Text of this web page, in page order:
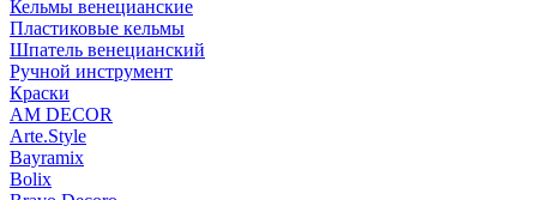
Кельмы венецианские
Пластиковые кельмы
Шпатель венецианский
Ручной инструмент
Краски
AM DECOR
Arte.Style
Bayramix
Bolix